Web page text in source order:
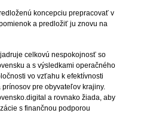
koncepciu prepracovať v
a predložiť ju znovu na
celkovú nespokojnosť so
a s výsledkami operačného
vo vzťahu k efektívnosti
pre obyvateľov krajiny.
a rovnako žiada, aby
s finančnou podporou